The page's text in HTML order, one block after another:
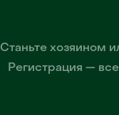
Станьте хозяином
Регистрация —